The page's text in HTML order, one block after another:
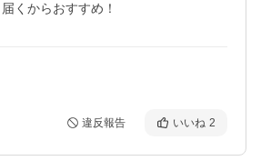
くからおすすめ！
違反報告 いいね 2